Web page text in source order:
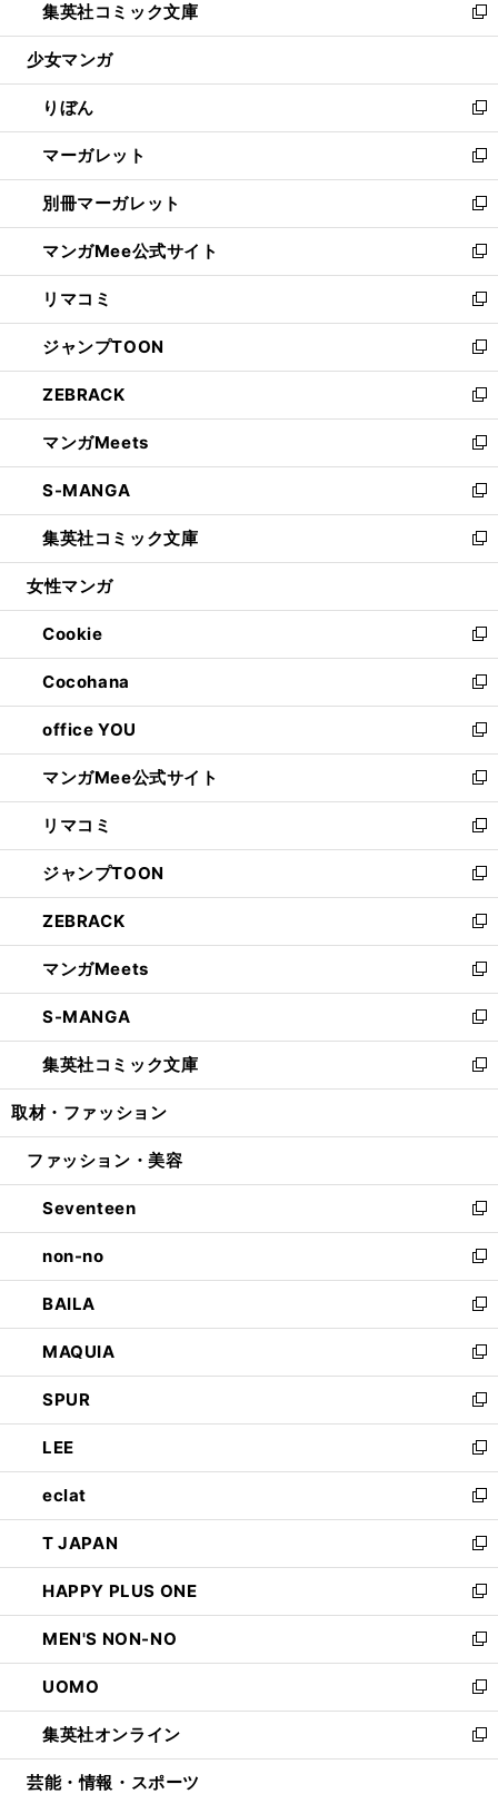
く
で
開
ド
ウ
開
く
ィ
ン
ウ
で
開
く
い
ウ
ン
ド
ウ
で
開
く
集英社コミック文庫
新
し
ウ
ィ
ン
ド
ウ
で
開
く
少女マンガ
りぼん
新
し
い
ウ
ィ
ン
ド
ウ
で
開
く
マーガレット
新
し
い
ウ
ィ
ン
ド
ウ
で
開
く
別冊マーガレット
新
し
い
ウ
ィ
ン
ド
ウ
で
開
く
マンガMee公式サイト
新
し
い
ウ
ィ
ン
ド
ウ
で
開
く
リマコミ
新
し
い
ウ
ィ
ン
ド
ウ
で
開
く
ジャンプTOON
新
し
い
ウ
ィ
ン
ド
ウ
で
開
ZEBRACK
新
し
い
ウ
ィ
ン
ド
ウ
開
く
マンガMeets
新
し
い
ウ
ィ
ン
ウ
で
開
く
S-MANGA
新
し
い
ウ
ン
ド
ウ
で
開
く
集英社コミック文庫
新
し
ウ
ィ
ン
ド
ウ
で
開
く
女性マンガ
Cookie
新
し
い
ウ
ィ
ン
ド
ウ
で
開
く
Cocohana
新
し
い
ウ
ィ
ン
ド
ウ
で
開
く
office YOU
新
し
い
ウ
ィ
ン
ド
ウ
で
開
く
マンガMee公式サイト
新
し
い
ウ
ィ
ン
ド
ウ
で
開
く
リマコミ
新
し
い
ウ
ィ
ン
ド
ウ
で
開
く
ジャンプTOON
新
し
い
ウ
ィ
ン
ド
ウ
で
開
ZEBRACK
新
し
い
ウ
ィ
ン
ド
ウ
開
マンガMeets
新
し
い
ウ
ィ
ン
ウ
開
く
S-MANGA
新
し
い
ウ
ン
ウ
で
開
く
集英社コミック文庫
新
し
ウ
ン
ド
ウ
で
開
く
取材・ファッション
ファッション・美容
Seventeen
新
し
い
ウ
ィ
ン
ド
ウ
で
開
く
non-no
新
し
い
ウ
ィ
ン
ド
ウ
で
開
く
BAILA
新
し
い
ウ
ィ
ン
ド
ウ
で
開
く
MAQUIA
新
し
い
ウ
ィ
ン
ド
ウ
で
開
く
SPUR
新
し
い
ウ
ィ
ン
ド
ウ
で
開
く
LEE
新
し
い
ウ
ィ
ン
ド
ウ
で
開
く
eclat
新
し
い
ウ
ィ
ン
ド
ウ
で
開
く
T JAPAN
新
し
い
ウ
ィ
ン
ド
ウ
で
開
HAPPY PLUS ONE
新
し
い
ウ
ィ
ン
ド
ウ
MEN'S NON-NO
新
し
い
ウ
ィ
ン
UOMO
新
し
い
ウ
集英社オンライン
新
し
芸能・情報・スポーツ